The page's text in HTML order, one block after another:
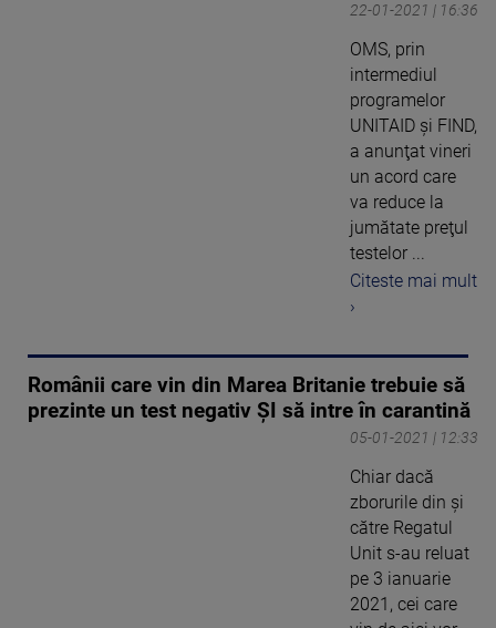
22-01-2021 | 16:36
OMS, prin
intermediul
programelor
UNITAID şi FIND,
a anunţat vineri
un acord care
va reduce la
jumătate preţul
testelor ...
Citeste mai mult
›
Românii care vin din Marea Britanie trebuie să
prezinte un test negativ ŞI să intre în carantină
05-01-2021 | 12:33
Chiar dacă
zborurile din şi
către Regatul
Unit s-au reluat
pe 3 ianuarie
2021, cei care